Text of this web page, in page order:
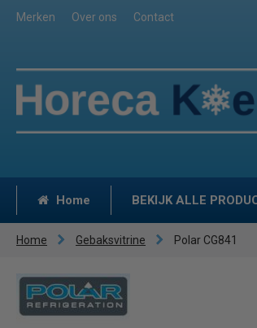
Merken Over ons Contact
Home BEKIJK ALLE
Home Gebaksvitrine Polar CG841